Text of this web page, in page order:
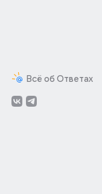
Всё об Ответах